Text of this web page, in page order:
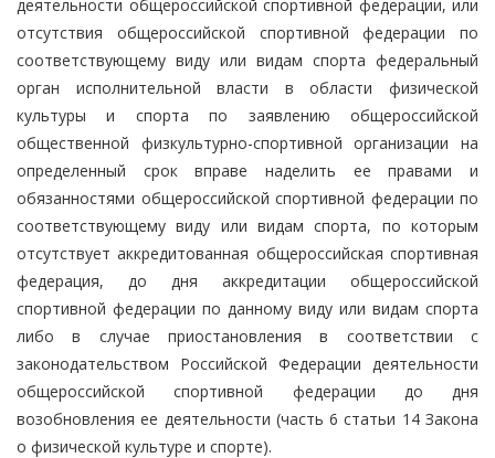
деятельности общероссийской спортивной федерации, или
отсутствия общероссийской спортивной федерации по
соответствующему виду или видам спорта федеральный
орган исполнительной власти в области физической
культуры и спорта по заявлению общероссийской
общественной физкультурно-спортивной организации на
определенный срок вправе наделить ее правами и
обязанностями общероссийской спортивной федерации по
соответствующему виду или видам спорта, по которым
отсутствует аккредитованная общероссийская спортивная
федерация, до дня аккредитации общероссийской
спортивной федерации по данному виду или видам спорта
либо в случае приостановления в соответствии с
законодательством Российской Федерации деятельности
общероссийской спортивной федерации до дня
возобновления ее деятельности (часть 6 статьи 14 Закона
о физической культуре и спорте).